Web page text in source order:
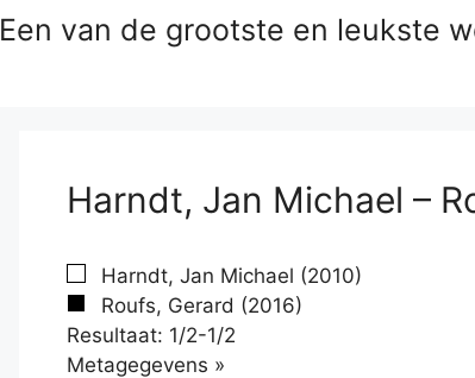
Een van de grootste en leukste
Harndt, Jan Michael –
Harndt, Jan Michael (2010)
Roufs, Gerard (2016)
Resultaat: 1/2-1/2
Metagegevens »